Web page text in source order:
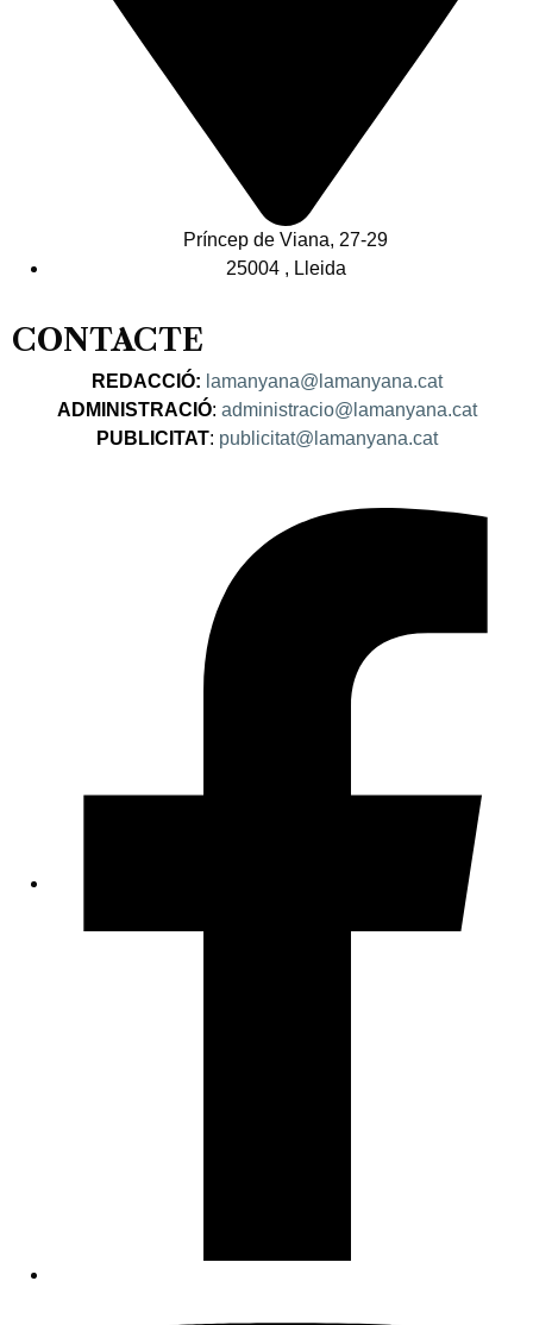
Príncep de Viana, 27-29
25004 , Lleida
CONTACTE
REDACCIÓ: lamanyana@lamanyana.cat
ADMINISTRACIÓ: administracio@lamanyana.cat
PUBLICITAT: publicitat@lamanyana.cat